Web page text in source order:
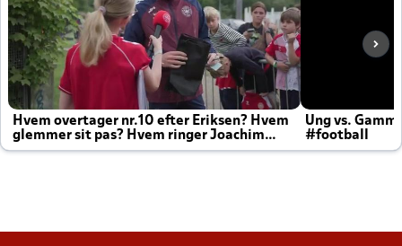
Hvem overtager nr.10 efter Eriksen? Hvem
glemmer sit pas? Hvem ringer Joachim
altid til efter kampe?
Ung vs.
#football